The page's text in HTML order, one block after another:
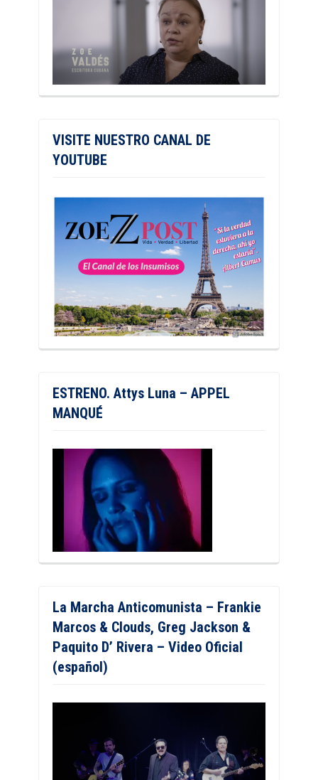
VISITE NUESTRO CANAL DE
YOUTUBE
ESTRENO. Attys Luna – APPEL
MANQUÉ
La Marcha Anticomunista – Frankie
Marcos & Clouds, Greg Jackson &
Paquito D’ Rivera – Video Oficial
(español)